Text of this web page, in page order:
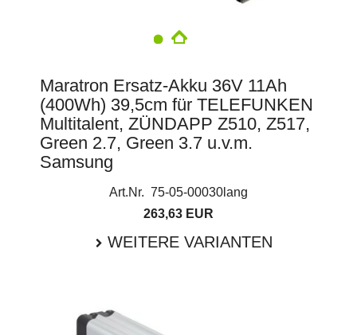
Maratron Ersatz-Akku 36V 11Ah
(400Wh) 39,5cm für TELEFUNKEN
Multitalent, ZÜNDAPP Z510, Z517,
Green 2.7, Green 3.7 u.v.m.
Samsung
Art.Nr. 75-05-00030lang
263,63 EUR
WEITERE VARIANTEN